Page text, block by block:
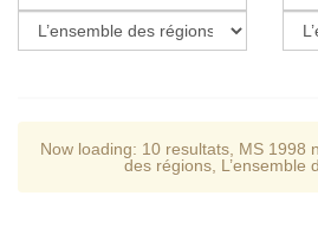
Now loading: 10 resultats MS 1998
des régions L’ensemble